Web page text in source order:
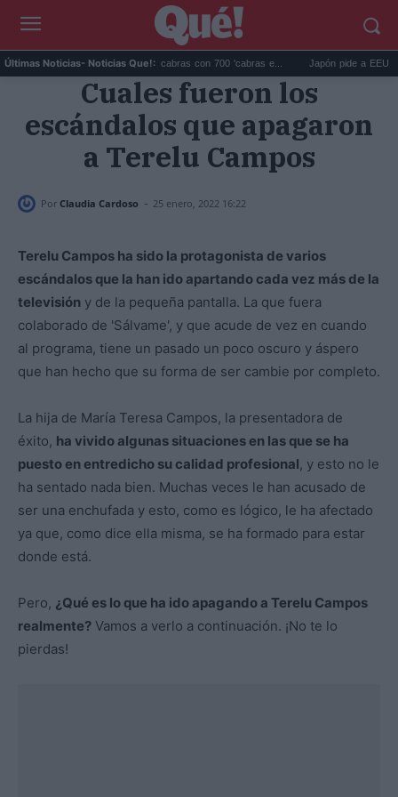
Últimas Noticias- Noticias Que!:
Galápagos eliminó 140.000 cabras con 700 'cabras e... Japón pide a EEUU que
Cuales fueron los
escándalos que apagaron
a Terelu Campos
Por Claudia Cardoso - 25 enero, 2022 16:22
Terelu Campos ha sido la protagonista de varios
escándalos que la han ido apartando cada vez más de la
televisión y de la pequeña pantalla. La que fuera
colaborado de 'Sálvame', y que acude de vez en cuando
al programa, tiene un pasado un poco oscuro y áspero
que han hecho que su forma de ser cambie por completo.
La hija de María Teresa Campos, la presentadora de
éxito, ha vivido algunas situaciones en las que se ha
puesto en entredicho su calidad profesional, y esto no le
ha sentado nada bien. Muchas veces le han acusado de
ser una enchufada y esto, como es lógico, le ha afectado
ya que, como dice ella misma, se ha formado para estar
donde está.
Pero, ¿Qué es lo que ha ido apagando a Terelu Campos
realmente? Vamos a verlo a continuación. ¡No te lo
pierdas!